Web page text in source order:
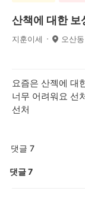
산책에 대한 보
지훈이세 오산동
요즘은 산젝에 대
너무 어려워요 선
선처
댓글 7
댓글7